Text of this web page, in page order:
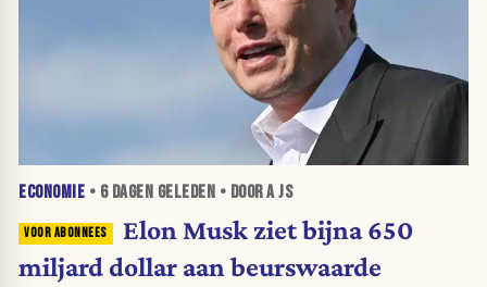
ECONOMIE • 6 DAGEN GELEDEN • DOOR A JS
Elon Musk ziet bijna 650
miljard dollar aan beurswaarde